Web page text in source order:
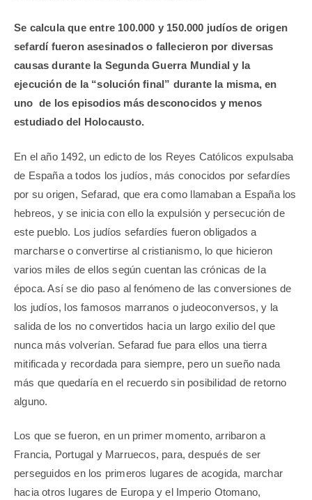
Se calcula que entre 100.000 y 150.000 judíos de origen
sefardí fueron asesinados o fallecieron por diversas
causas durante la Segunda Guerra Mundial y la
ejecución de la “solución final” durante la misma, en
uno de los episodios más desconocidos y menos
estudiado del Holocausto.
En el año 1492, un edicto de los Reyes Católicos expulsaba
de España a todos los judíos, más conocidos por sefardíes
por su origen, Sefarad, que era como llamaban a España los
hebreos, y se inicia con ello la expulsión y persecución de
este pueblo. Los judíos sefardíes fueron obligados a
marcharse o convertirse al cristianismo, lo que hicieron
varios miles de ellos según cuentan las crónicas de la
época. Así se dio paso al fenómeno de las conversiones de
los judíos, los famosos marranos o judeoconversos, y la
salida de los no convertidos hacia un largo exilio del que
nunca más volverían. Sefarad fue para ellos una tierra
mitificada y recordada para siempre, pero un sueño nada
más que quedaría en el recuerdo sin posibilidad de retorno
alguno.
Los que se fueron, en un primer momento, arribaron a
Francia, Portugal y Marruecos, para, después de ser
perseguidos en los primeros lugares de acogida, marchar
hacia otros lugares de Europa y el Imperio Otomano,